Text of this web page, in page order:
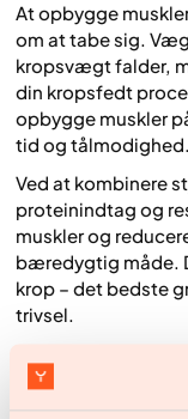
At opbygge
om at tabe sig.
kropsvægt falder,
din kropsfedt
opbygge muskler
tid og tålmodighed.
Ved at kombinere
proteinindtag og
muskler og
bæredygtig måde.
krop – det bedste
trivsel.
Artikel
Elinor Medhammar